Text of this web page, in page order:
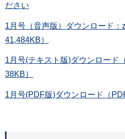
ださい
1月号（音声版）ダウンロード：
41,484KB）
1月号(テキスト版)ダウンロード
38KB）
1月号(PDF版)ダウンロード（